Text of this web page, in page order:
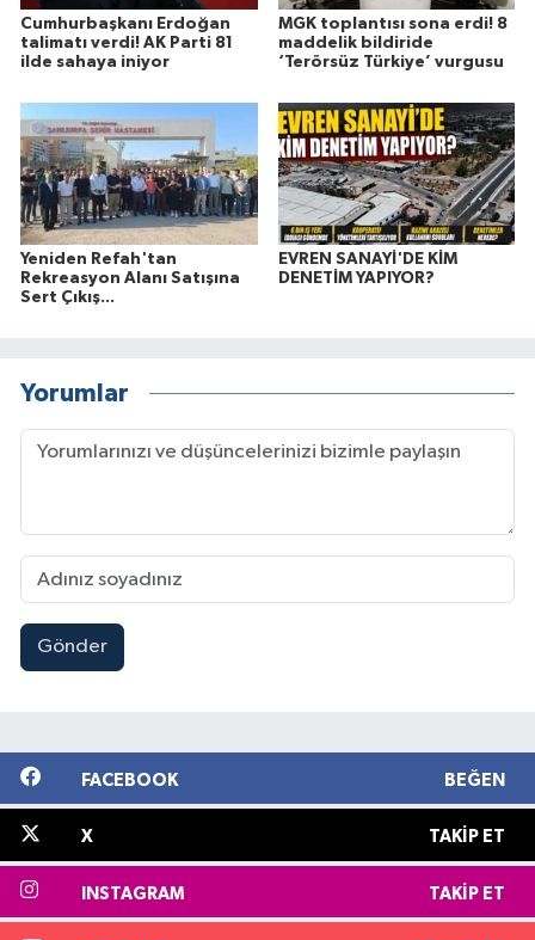
Cumhurbaşkanı Erdoğan
talimatı verdi! AK Parti 81
ilde sahaya iniyor
MGK toplantısı sona erdi! 8
maddelik bildiride
‘Terörsüz Türkiye’ vurgusu
Yeniden Refah'tan
Rekreasyon Alanı Satışına
Sert Çıkış...
EVREN SANAYİ'DE KİM
DENETİM YAPIYOR?
Yorumlar
Gönder
FACEBOOK BEĞEN
X TAKIP ET
INSTAGRAM TAKIP ET